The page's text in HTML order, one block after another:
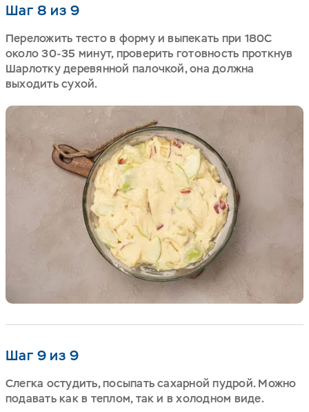
Шаг 8 из 9
Переложить тесто в форму и выпекать при 180С
около 30-35 минут, проверить готовность проткнув
Шарлотку деревянной палочкой, она должна
выходить сухой.
Шаг 9 из 9
Слегка остудить, посыпать сахарной пудрой. Можно
подавать как в теплом, так и в холодном виде.